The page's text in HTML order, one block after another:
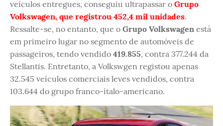
veículos entregues, conseguiu ultrapassar o Grupo
Volkswagen, que registrou 452,4 mil unidades.
Ressalte-se, no entanto, que o Grupo Volkswagen está
em primeiro lugar no segmento de automóveis de
passageiros, tendo vendido 419.855, contra 377.244 da
Stellantis. Entretanto, a Volkswgen registou apenas
32.545 veículos comerciais leves vendidos, contra
103.644 do grupo franco-ítalo-americano.